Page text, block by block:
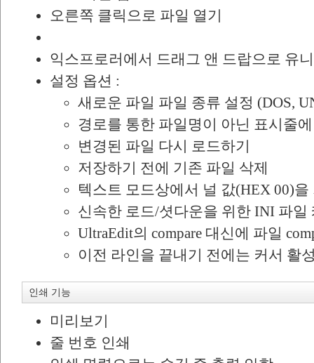
오른쪽 클릭으로 파일 열기
익스프로러에서 드래그 앤 드랍으로 유
설정 옵션 :
새로운 파일 파일 종류 설정 (DOS,
경로를 통한 파일명이 아닌 표시줄
변경된 파일 다시 로드하기
저장하기 전에 기존 파일 삭제
텍스트 모드상에서 널 값(HEX 00)
신속한 로드/셧다운을 위한 INI 파일
UltraEdit의 compare 대신에 파일
이전 라인을 끝내기 전에는 커서 활
인쇄 기능
미리보기
줄 번호 인쇄